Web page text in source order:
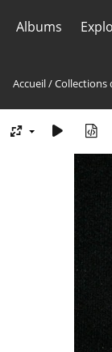
Albums
Accueil/Collections